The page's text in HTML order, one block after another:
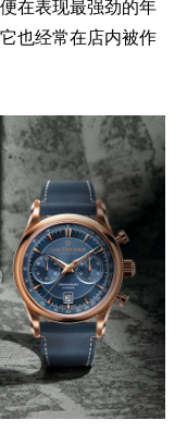
在表现最强劲的年
也经常在店内被作